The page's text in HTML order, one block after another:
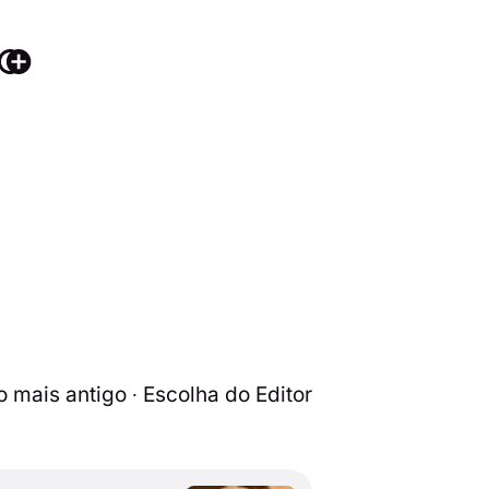
mais antigo ∙ Escolha do Editor